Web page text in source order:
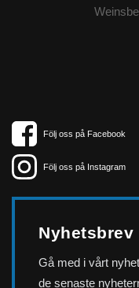
Följ oss på Facebook
Följ oss på Instagram
Nyhetsbrev
Gå med i vårt
de senaste